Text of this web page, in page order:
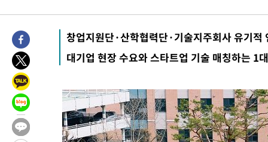
창업지원단·산학협력단·기술지주회사 유기적
대기업 현장 수요와 스타트업 기술 매칭하는 1